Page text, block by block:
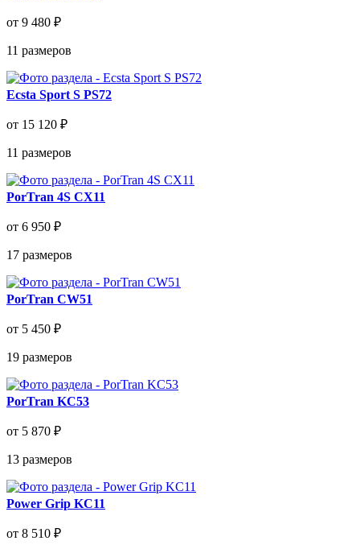
от 9 480 ₽
11 размеров
Ecsta Sport S PS72
от 15 120 ₽
11 размеров
PorTran 4S CX11
от 6 950 ₽
17 размеров
PorTran CW51
от 5 450 ₽
19 размеров
PorTran KC53
от 5 870 ₽
13 размеров
Power Grip KC11
от 8 510 ₽